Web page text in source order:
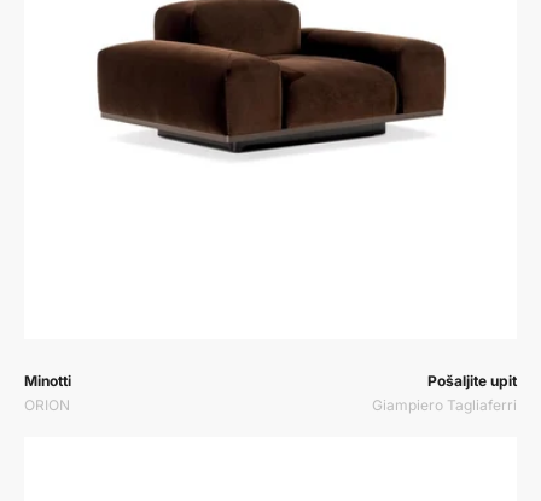
Prodavač:
Minotti
ORION
Prodavač:Pošaljite upit
Giampiero Tagliaferri